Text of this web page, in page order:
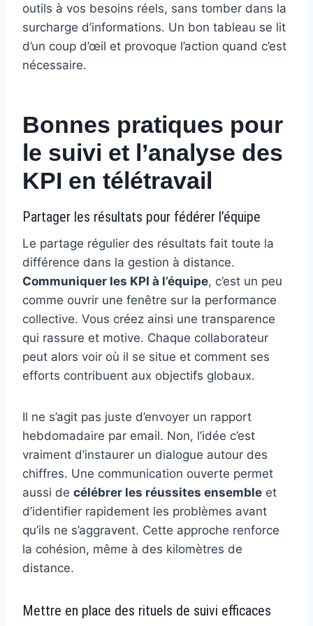
outils à vos besoins réels, sans tomber dans la
surcharge d’informations. Un bon tableau se lit
d’un coup d’œil et provoque l’action quand c’est
nécessaire.
Bonnes pratiques pour
le suivi et l’analyse des
KPI en télétravail
Partager les résultats pour fédérer l’équipe
Le partage régulier des résultats fait toute la
différence dans la gestion à distance.
Communiquer les KPI à l’équipe, c’est un peu
comme ouvrir une fenêtre sur la performance
collective. Vous créez ainsi une transparence
qui rassure et motive. Chaque collaborateur
peut alors voir où il se situe et comment ses
efforts contribuent aux objectifs globaux.
Il ne s’agit pas juste d’envoyer un rapport
hebdomadaire par email. Non, l’idée c’est
vraiment d’instaurer un dialogue autour des
chiffres. Une communication ouverte permet
aussi de célébrer les réussites ensemble et
d’identifier rapidement les problèmes avant
qu’ils ne s’aggravent. Cette approche renforce
la cohésion, même à des kilomètres de
distance.
Mettre en place des rituels de suivi efficaces